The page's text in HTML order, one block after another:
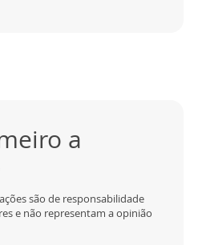
a
são de responsabilidade
e não representam a opinião